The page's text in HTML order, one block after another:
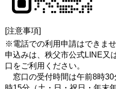
[注意事項]
※電話での利用申請はできま
申込みは、秩父市公式LINE又
口をご利用ください。
窓口の受付時間は午前8時30